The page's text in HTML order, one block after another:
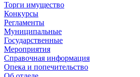
Торги имущество
Конкурсы
Регламенты
Муниципальные
Государственные
Мероприятия
Справочная информация
Опека и попечительство